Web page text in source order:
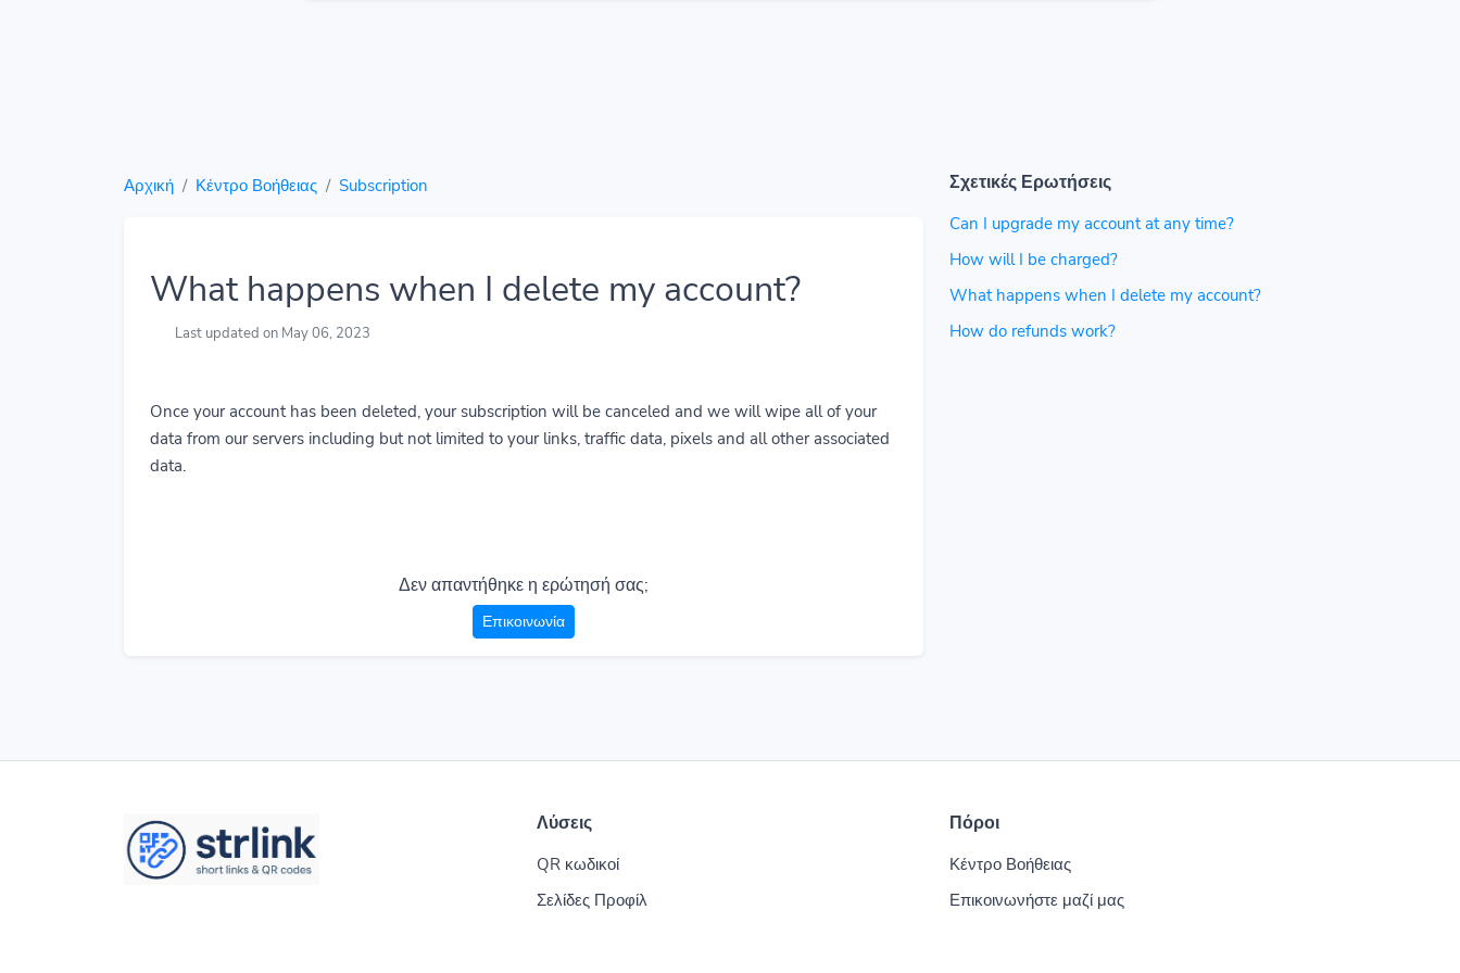
Αρχική Κέντρο Βοήθειας Subscription
What happens when I delete my account?
Last updated on May 06, 2023
Once your account has been deleted, your subscription will be canceled and we will wipe all of your
data from our servers including but not limited to your links, traffic data, pixels and all other associated
data.
Δεν απαντήθηκε η ερώτησή σας;
Επικοινωνία
Σχετικές Ερωτήσεις
Can I upgrade my account at any time?
How will I be charged?
What happens when I delete my account?
How do refunds work?
Λύσεις
QR κωδικοί
Σελίδες Προφίλ
Πόροι
Κέντρο Βοήθειας
Επικοινωνήστε μαζί μας